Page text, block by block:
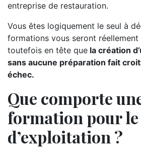
entreprise de restauration.
Vous êtes logiquement le seul à
formations vous seront réellement
toutefois en tête que la création
sans aucune préparation fait
échec.
Que comporte
formation pour
d’exploitation ?